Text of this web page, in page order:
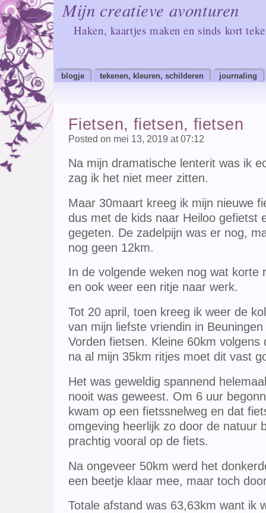
Mijn creatieve avonturen
Haken, kaartjes maken en sinds kort
blogje tekenen, kleuren, schilderen journaling
Fietsen, fietsen, fietsen
Posted on mei 13, 2019 at 07:12
Na mijn dramatische lenterit was ik
zag ik het niet meer zitten.
Maar 30maart kreeg ik mijn nieuwe
dus met de kids naar Heiloo gefietst
gegeten. De zadelpijn was er nog,
nog geen 12km.
In de volgende weken nog wat korte
en ook weer een ritje naar werk.
Tot 20 april, toen kreeg ik weer de
van mijn liefste vriendin in
Vorden fietsen. Kleine 60km
na al mijn 35km ritjes moet dit vast
Het was geweldig spannend
nooit was geweest. Om 6 uur
kwam op een fietssnelweg en dat
omgeving heerlijk zo door de natuur
prachtig vooral op de fiets.
Na ongeveer 50km werd het
een beetje klaar mee, maar toch
Totale afstand was 63,63km want ik